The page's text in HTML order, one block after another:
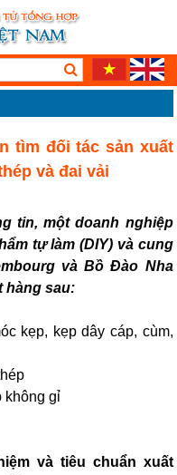
tìm đối tác sản xuất
và đai vải
tin, một doanh nghiệp
tự làm (DIY) và cung
và Bồ Đào Nha
hàng sau:
kẹp, kẹp dây cáp, cùm,
không gỉ
và tiêu chuẩn xuất